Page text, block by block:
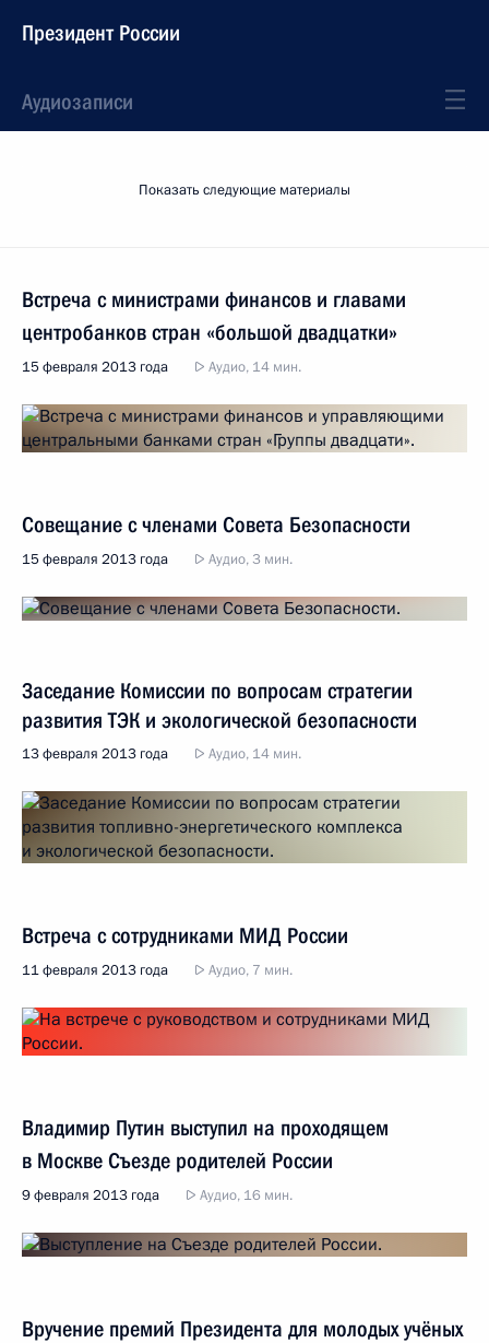
Президент России
Аудиозаписи
Показать следующие материалы
Встреча с министрами финансов и главами
центробанков стран «большой двадцатки»
15 февраля 2013 года Аудио, 14 мин.
Совещание с членами Совета Безопасности
15 февраля 2013 года Аудио, 3 мин.
Заседание Комиссии по вопросам стратегии
развития ТЭК и экологической безопасности
13 февраля 2013 года Аудио, 14 мин.
Встреча с сотрудниками МИД России
11 февраля 2013 года Аудио, 7 мин.
Владимир Путин выступил на проходящем
в Москве Съезде родителей России
9 февраля 2013 года Аудио, 16 мин.
Вручение премий Президента для молодых учёных